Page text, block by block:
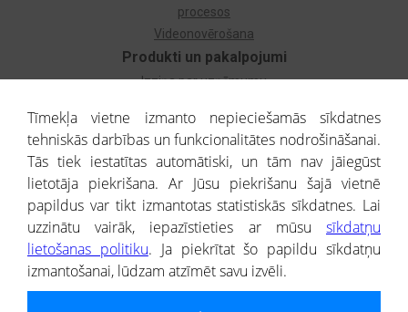
Produkti un pakalpojumi
Izziņa par uzņēmumu
Dzimtas koks
Uzņēmumu atlase
Monitorings
Kredītizziņa par ārvalstu uzņēmumiem
procesos
Videonovērošana
® CREDITREFORM Latvija
SIA
Tīmekļa vietne izmanto nepieciešamās sīkdatnes
tehniskās darbības un funkcionalitātes nodrošināšanai.
Tās tiek iestatītas automātiski, un tām nav jāiegūst
lietotāja piekrišana. Ar Jūsu piekrišanu šajā vietnē
papildus var tikt izmantotas statistiskās sīkdatnes. Lai
uzzinātu vairāk, iepazīstieties ar mūsu sīkdatņu
lietošanas politiku. Ja piekrītat šo papildu sīkdatņu
izmantošanai, lūdzam atzīmēt savu izvēli.